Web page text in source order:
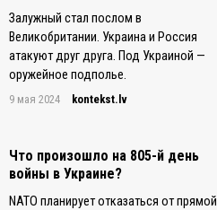
Залужный стал послом в
Великобритании. Украина и Россия
атакуют друг друга. Под Украиной —
оружейное подполье.
9 мая 2024 kontekst.lv
Что произошло на 805-й день
войны в Украине?
NATO планирует отказаться от прямой